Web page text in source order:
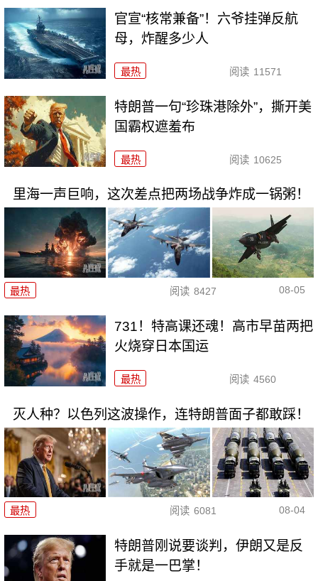
官宣“核常兼备”！六爷挂弹反航
母，炸醒多少人
最热 阅读 11571
特朗普一句“珍珠港除外”，撕开美
国霸权遮羞布
最热 阅读 10625
里海一声巨响，这次差点把两场战争炸成一锅粥！
最热 阅读 8427 08-05
731！特高课还魂！高市早苗两把
火烧穿日本国运
最热 阅读 4560
灭人种？以色列这波操作，连特朗普面子都敢踩！
最热 阅读 6081 08-04
特朗普刚说要谈判，伊朗又是反
手就是一巴掌！